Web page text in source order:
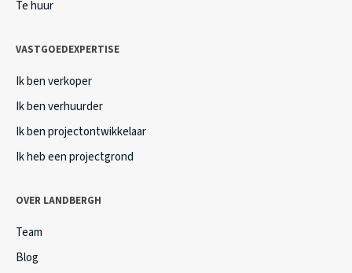
Te huur
VASTGOEDEXPERTISE
Ik ben verkoper
Ik ben verhuurder
Ik ben projectontwikkelaar
Ik heb een projectgrond
OVER LANDBERGH
Team
Blog